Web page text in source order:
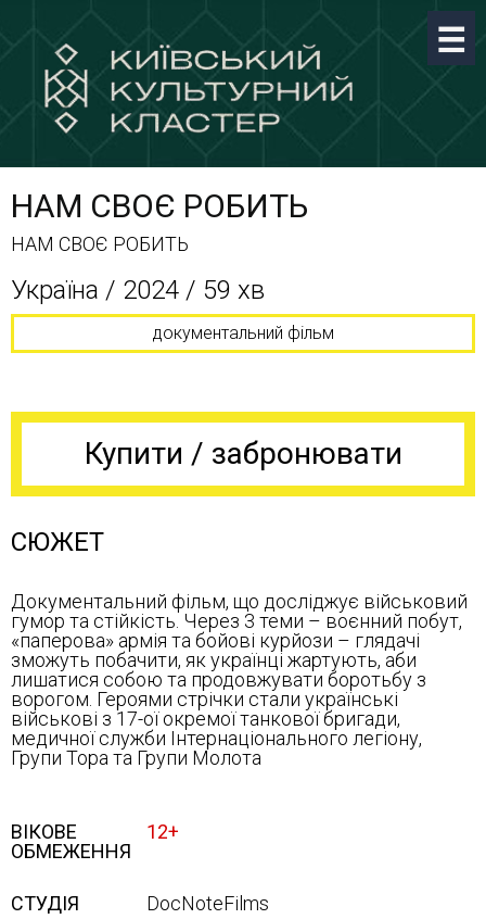
НАМ СВОЄ РОБИТЬ
НАМ СВОЄ РОБИТЬ
Україна / 2024 / 59 хв
документальний фільм
Купити / забронювати
СЮЖЕТ
Документальний фільм, що досліджує військовий
гумор та стійкість. Через 3 теми – воєнний побут,
«паперова» армія та бойові курйози – глядачі
зможуть побачити, як українці жартують, аби
лишатися собою та продовжувати боротьбу з
ворогом. Героями стрічки стали українські
військові з 17-ої окремої танкової бригади,
медичної служби Інтернаціонального легіону,
Групи Тора та Групи Молота
ВІКОВЕ
ОБМЕЖЕННЯ
12+
СТУДІЯ DocNoteFilms